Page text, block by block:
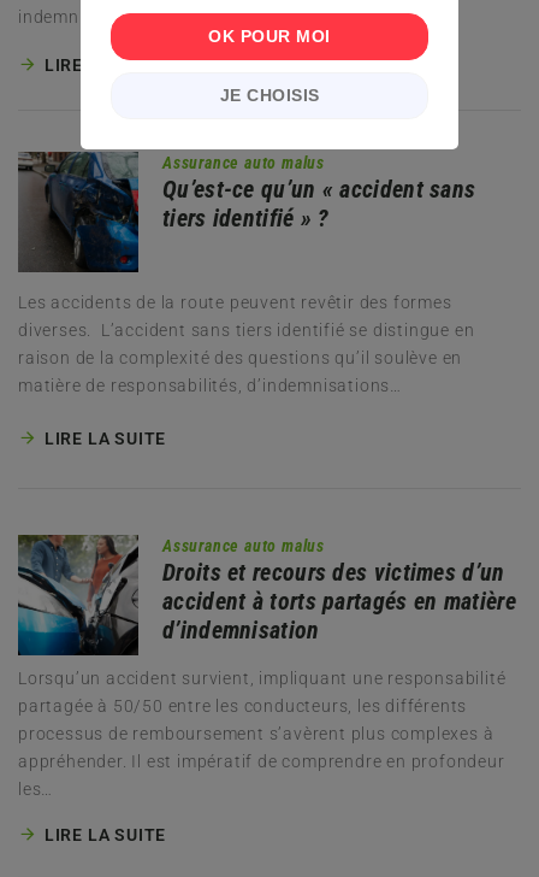
indemnisation….
LIRE LA SUITE
Assurance auto malus
Qu’est-ce qu’un « accident sans
tiers identifié » ?
Les accidents de la route peuvent revêtir des formes
diverses. L’accident sans tiers identifié se distingue en
raison de la complexité des questions qu’il soulève en
matière de responsabilités, d’indemnisations…
LIRE LA SUITE
Assurance auto malus
Droits et recours des victimes d’un
accident à torts partagés en matière
d’indemnisation
Lorsqu’un accident survient, impliquant une responsabilité
partagée à 50/50 entre les conducteurs, les différents
processus de remboursement s’avèrent plus complexes à
appréhender. Il est impératif de comprendre en profondeur
les…
LIRE LA SUITE
JE CHOISIS
OK POUR MOI